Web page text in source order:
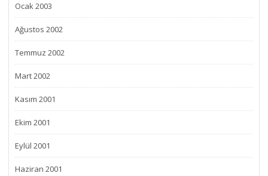
Ocak 2003
Ağustos 2002
Temmuz 2002
Mart 2002
Kasım 2001
Ekim 2001
Eylül 2001
Haziran 2001